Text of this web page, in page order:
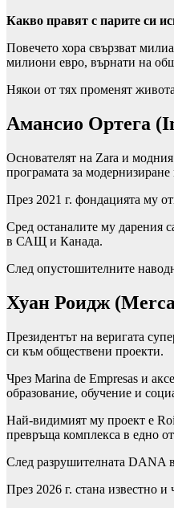
Какво правят с парите си
Повечето хора свързват
милиони евро, върнати на
Някои от тях променят
Амансио Ортега
Основателят на Zara и
програмата за
През 2021 г. фондацията му
Сред останалите му дарения
в САЩ и Канада.
След опустошителните
Хуан Роидж
Президентът на веригата
си към обществени проекти.
Чрез Marina de Empresas и
образование, обучение и
Най-видимият му проект е
превръща комплекса в едно
След разрушителната DANA
През 2026 г. стана известно